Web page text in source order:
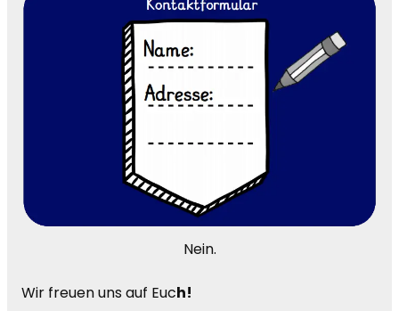
Nein.
Wir freuen uns auf Euch!